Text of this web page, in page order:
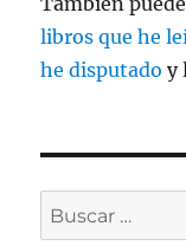
libros que he
he disputado y
Buscar
por: